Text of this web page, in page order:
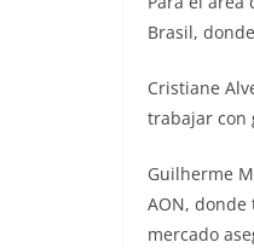
Brasil,
Cristiane
trabajar con
Guilherme
AON,
mercado